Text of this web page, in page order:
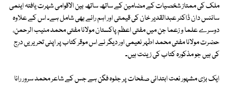
ملک کی ممتاز شخصیات کے مضامین کے ساتھ ساتھ بین الاقوامی شہرت یافتہ ایٹمی
سائنس دان ڈاکٹر عبدالقدیر خان کی قیمتی اور اہم رائے بھی شامل ہے۔ اس کے علاوہ
دوسرے علما و زعما جن میں مفتی اعظم پاکستان مولانا مفتی محمد منیب الرحمن،
حضرت مولانا مفتی محمد اطہر نعیمی اور دیگر نے اس موقر کتاب پر اپنی تحریریں درج
کی ہیں جو مذکورہ کتاب کی زینت ہیں۔
ایک بڑی مشہور نعت ابتدائی صفحات پر جلوہ فگن ہے جس کے شاعر محمد سرور رانا